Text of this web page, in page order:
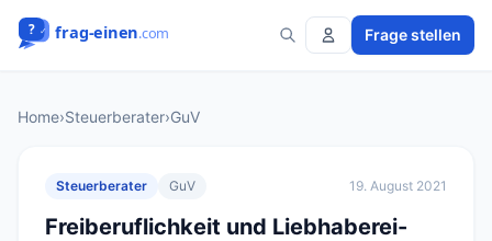
Frage stellen
Home›Steuerberater›GuV
Steuerberater GuV 19. August 2021
Freiberuflichkeit und Liebhaberei-